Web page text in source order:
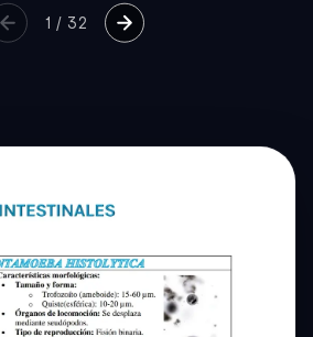
1 / 32